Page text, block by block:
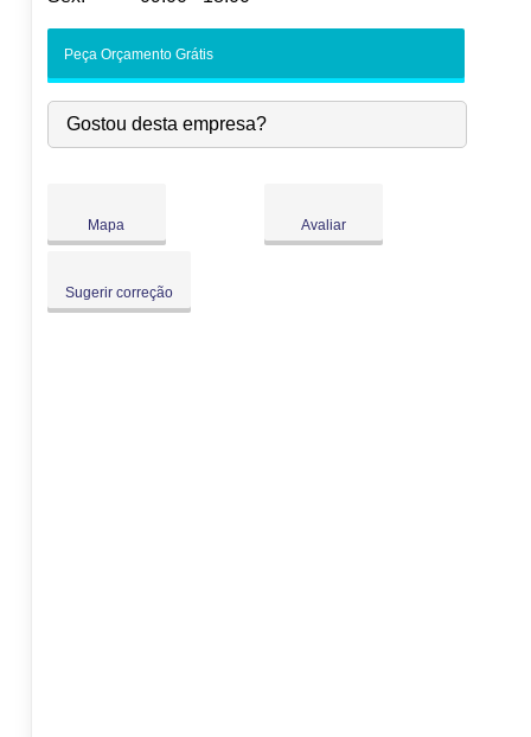
-
Qua:
09:00-18:00
Qui:
09:00-18:00
Peça Orçamento Grátis
Gostou desta empresa?
Mapa Avaliar
Sugerir correção